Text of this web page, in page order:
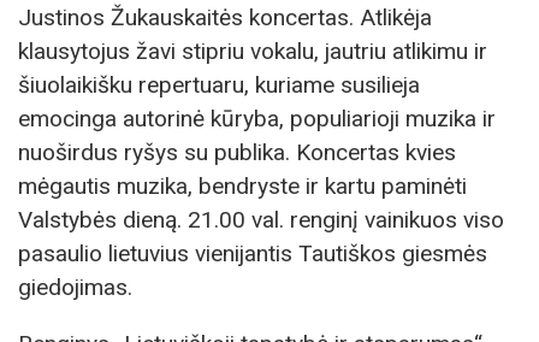
Justinos Žukauskaitės koncertas. Atlikėja
klausytojus žavi stipriu vokalu, jautriu atlikimu ir
šiuolaikišku repertuaru, kuriame susilieja
emocinga autorinė kūryba, populiarioji muzika ir
nuoširdus ryšys su publika. Koncertas kvies
mėgautis muzika, bendryste ir kartu paminėti
Valstybės dieną. 21.00 val. renginį vainikuos viso
pasaulio lietuvius vienijantis Tautiškos giesmės
giedojimas.